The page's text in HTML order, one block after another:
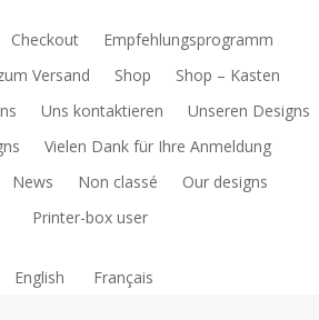
Checkout
Empfehlungsprogramm
Versand
Shop
Shop – Kasten
Uns kontaktieren
Unseren Designs
Vielen Dank für Ihre Anmeldung
News Non classé
Our designs
Printer-box user
English Français